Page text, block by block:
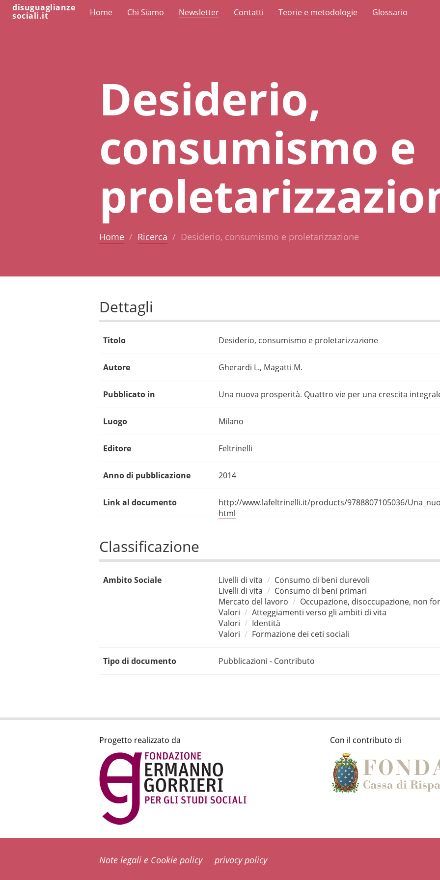
disuguaglianze
sociali.it Home Chi Siamo Newsletter Contatti Teorie e metodologie Glossario
Desiderio,
consumismo e
Home Ricerca Desiderio, consumismo e proletarizzazione
Dettagli
Titolo Desiderio, consumismo e proletarizzazione
Autore Gherardi L., Magatti M.
Pubblicato in Una nuova prosperità. Quattro vie per una crescita
Luogo Milano
Editore Feltrinelli
Anno di pubblicazione 2014
Link al documento
http://www.lafeltrinelli.it/products/9788807105036/
html
Classificazione
Ambito Sociale Livelli di vita
Consumo di beni durevoli
Livelli di vita
Consumo di beni primari
Mercato del lavoro
Occupazione, disoccupazione, non
Valori
Atteggiamenti verso gli ambiti di vita
Valori
Identità
Valori
Formazione dei ceti sociali
Tipo di documento Pubblicazioni - Contributo
Progetto realizzato da Con il contributo di
Note legali e Cookie policy privacy policy